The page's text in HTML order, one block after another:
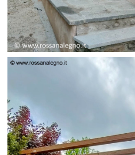
PENSILINA ENTRATA